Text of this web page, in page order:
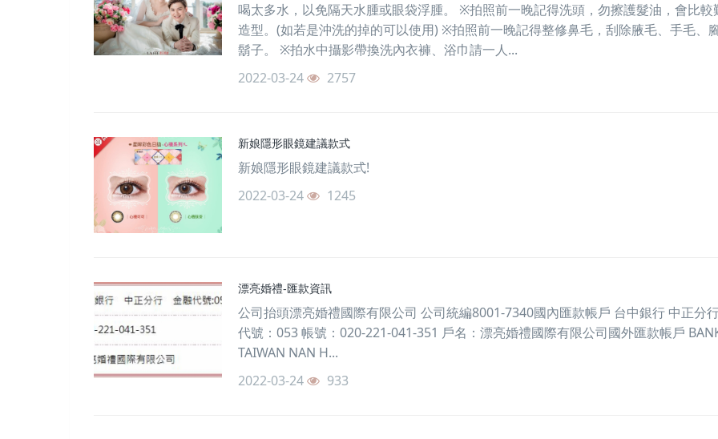
喝太多水，以免隔天水腫或眼袋浮腫。 ※拍照前一晚記得洗頭，勿擦護髮油，會比較
造型。(如若是沖洗的掉的可以使用) ※拍照前一晚記得整修鼻毛，刮除腋毛、手毛、腳
鬍子。 ※拍水中攝影帶換洗內衣褲、浴巾請一人...
2022-03-24
2757
新娘隱形眼鏡建議款式
新娘隱形眼鏡建議款式!
2022-03-24
1245
漂亮婚禮-匯款資訊
公司抬頭漂亮婚禮國際有限公司 公司統編8001-7340國內匯款帳戶 台中銀行 中正分
代號：053 帳號：020-221-041-351 戶名：漂亮婚禮國際有限公司國外匯款帳戶
TAIWAN NAN H...
2022-03-24
933